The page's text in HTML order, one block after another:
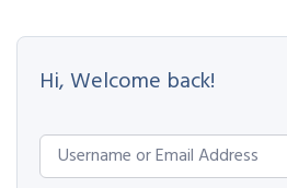
Hi, Welcome back!